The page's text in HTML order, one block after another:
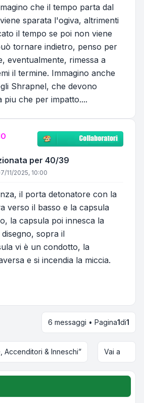
che il tempo parta dal
sparata l'ogiva, altrimenti
il tempo se poi non viene
tornare indietro, penso per
eventualmente, rimessa a
il termine. Immagino anche
Shrapnel, che devono
piu che per impatto....
per 40/39
11/2025, 10:00
il porta detonatore con la
verso il basso e la capsula
la capsula poi innesca la
sopra il
vi è un condotto, la
e si incendia la miccia.
di visualizzazione e ordinamento
6 messaggi • Pagina1di1
Accenditori & Inneschi” Vai a